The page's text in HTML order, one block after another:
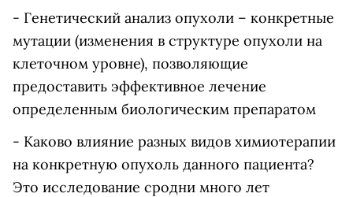
- Генетический анализ опухоли – конкретные
мутации (изменения в структуре опухоли на
клеточном уровне), позволяющие
предоставить эффективное лечение
определенным биологическим препаратом
- Каково влияние разных видов химиотерапии
на конкретную опухоль данного пациента?
Это исследование сродни много лет